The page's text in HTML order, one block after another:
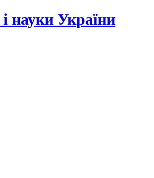
науки України